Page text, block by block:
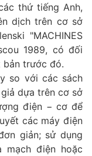
thứ tiếng Anh,
dịch trên cơ sở
"MACHINES
1989, có đối
bản trước đó.
so với các sách
dựa trên cơ sở
điện − cơ để
các máy điện
giản; sử dụng
mạch điện hoặc